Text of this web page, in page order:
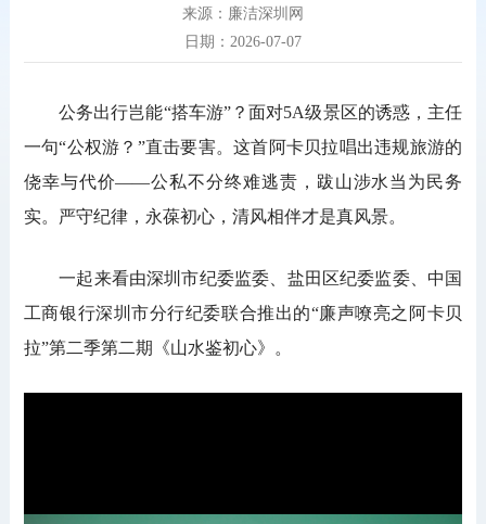
来源：廉洁深圳网
日期：2026-07-07
公务出行岂能“搭车游”？面对5A级景区的诱惑，主任
一句“公权游？”直击要害。这首阿卡贝拉唱出违规旅游的
侥幸与代价——公私不分终难逃责，跋山涉水当为民务
实。严守纪律，永葆初心，清风相伴才是真风景。
一起来看由深圳市纪委监委、盐田区纪委监委、中国
工商银行深圳市分行纪委联合推出的“廉声嘹亮之阿卡贝
拉”第二季第二期《山水鉴初心》。